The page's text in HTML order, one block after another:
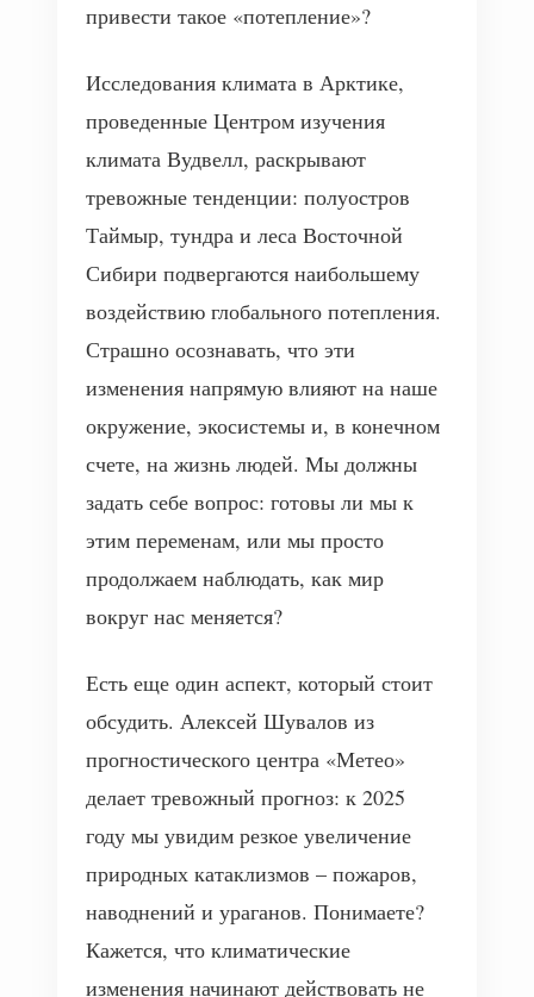
привести такое «потепление»?
Исследования климата в Арктике,
проведенные Центром изучения
климата Вудвелл, раскрывают
тревожные тенденции: полуостров
Таймыр, тундра и леса Восточной
Сибири подвергаются наибольшему
воздействию глобального потепления.
Страшно осознавать, что эти
изменения напрямую влияют на наше
окружение, экосистемы и, в конечном
счете, на жизнь людей. Мы должны
задать себе вопрос: готовы ли мы к
этим переменам, или мы просто
продолжаем наблюдать, как мир
вокруг нас меняется?
Есть еще один аспект, который стоит
обсудить. Алексей Шувалов из
прогностического центра «Метео»
делает тревожный прогноз: к 2025
году мы увидим резкое увеличение
природных катаклизмов – пожаров,
наводнений и ураганов. Понимаете?
Кажется, что климатические
изменения начинают действовать не